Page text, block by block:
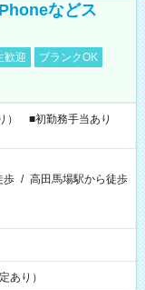
などス
歓迎
ブランクOK
） ■初勤務手当あり
歩 / 高田馬場駅から徒歩
あり）